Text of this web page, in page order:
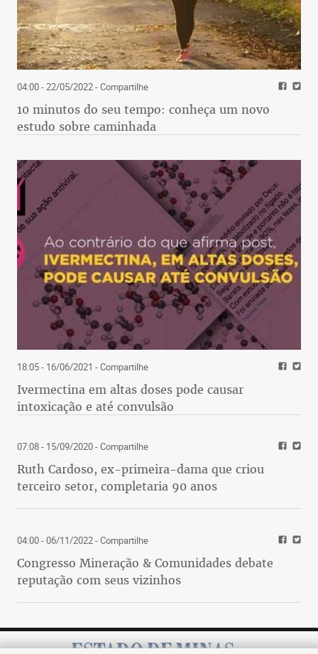
04:00 - 22/05/2022- Compartilhe
10 minutos do seu tempo: conheça um novo
estudo sobre caminhada
18:05 - 16/06/2021 - Compartilhe
Ivermectina em altas doses pode causar
intoxicação e até convulsão
07:08 - 15/09/2020- Compartilhe
Ruth Cardoso, ex-primeira-dama que criou
terceiro setor, completaria 90 anos
04:00 - 06/11/2022- Compartilhe
Congresso Mineração & Comunidades debate
reputação com seus vizinhos